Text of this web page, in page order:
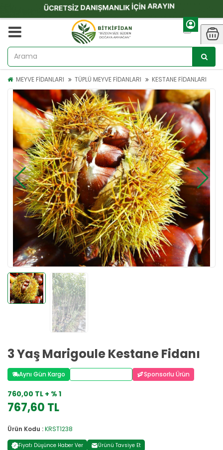
MEYVE FİDANLARI TÜPLÜ MEYVE FİDANLARI KESTANE FİDANLARI
3 Yaş Marigoule Kestane Fidanı
Aynı Gün Kargo Sponsorlu Ürün
760,00 TL + % 1
767,60 TL
Ürün Kodu :KRST1238
Fiyatı Düşünce Haber Ver Ürünü Tavsiye Et